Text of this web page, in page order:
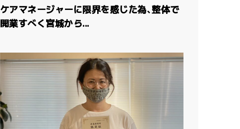
ケアマネージャーに限界を感じた為、整体で
開業すべく宮城から...